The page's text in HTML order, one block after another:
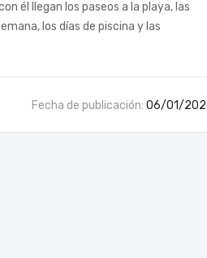
él llegan los paseos a la playa, las
los días de piscina y las
Fecha de publicación: 06/01/